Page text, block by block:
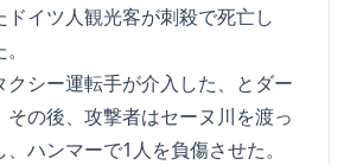
ドイツ人観光客が刺殺で死亡し
クシー運転手が介入した、とダー
その後、攻撃者はセーヌ川を渡っ
ハンマーで1人を負傷させた。